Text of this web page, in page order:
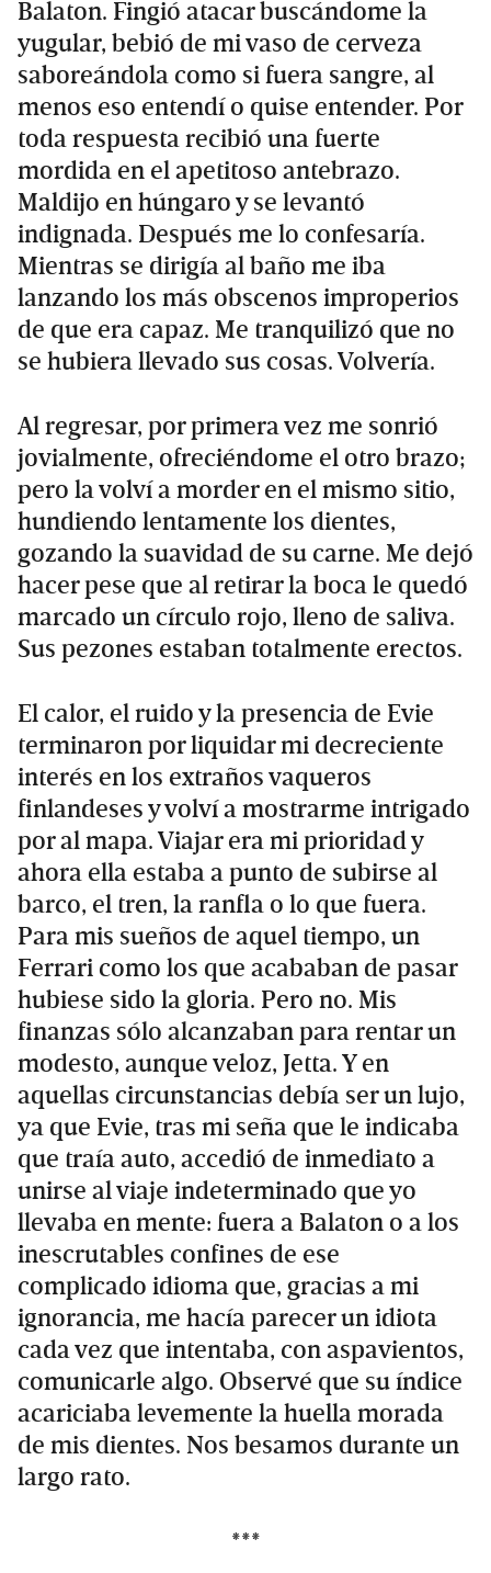
Balaton. Fingió atacar buscándome la
yugular, bebió de mi vaso de cerveza
saboreándola como si fuera sangre, al
menos eso entendí o quise entender. Por
toda respuesta recibió una fuerte
mordida en el apetitoso antebrazo.
Maldijo en húngaro y se levantó
indignada. Después me lo confesaría.
Mientras se dirigía al baño me iba
lanzando los más obscenos improperios
de que era capaz. Me tranquilizó que no
se hubiera llevado sus cosas. Volvería.
Al regresar, por primera vez me sonrió
jovialmente, ofreciéndome el otro brazo;
pero la volví a morder en el mismo sitio,
hundiendo lentamente los dientes,
gozando la suavidad de su carne. Me dejó
hacer pese que al retirar la boca le quedó
marcado un círculo rojo, lleno de saliva.
Sus pezones estaban totalmente erectos.
El calor, el ruido y la presencia de Evie
terminaron por liquidar mi decreciente
interés en los extraños vaqueros
finlandeses y volví a mostrarme intrigado
por al mapa. Viajar era mi prioridad y
ahora ella estaba a punto de subirse al
barco, el tren, la ranfla o lo que fuera.
Para mis sueños de aquel tiempo, un
Ferrari como los que acababan de pasar
hubiese sido la gloria. Pero no. Mis
finanzas sólo alcanzaban para rentar un
modesto, aunque veloz, Jetta. Y en
aquellas circunstancias debía ser un lujo,
ya que Evie, tras mi seña que le indicaba
que traía auto, accedió de inmediato a
unirse al viaje indeterminado que yo
llevaba en mente: fuera a Balaton o a los
inescrutables confines de ese
complicado idioma que, gracias a mi
ignorancia, me hacía parecer un idiota
cada vez que intentaba, con aspavientos,
comunicarle algo. Observé que su índice
acariciaba levemente la huella morada
de mis dientes. Nos besamos durante un
largo rato.
***